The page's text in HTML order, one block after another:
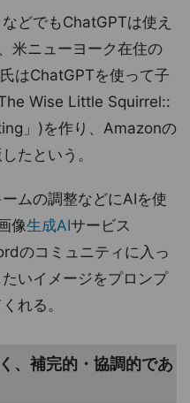
どでもChatGPTは使え
米ニューヨーク在住の
はChatGPTを使って子
Wise Little Squirrel::
」)を作り、Amazonの
たという。
ムの調整などにAIを使
像生成AIサービス
のコミュニティに入っ
いイメージをプロンプ
れる。
、補完的・協調的であ